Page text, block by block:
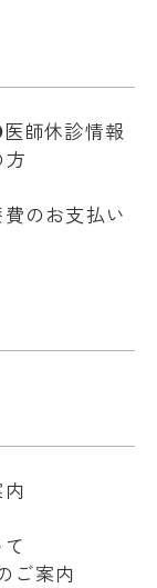
医師休診情報
のお支払い
ご案内